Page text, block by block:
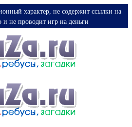
характер, не содержит ссылки на
и не проводит игр на деньги